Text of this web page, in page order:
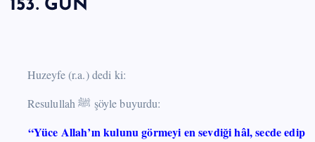
153. GÜN
Huzeyfe (r.a.) dedi ki:
Resulullah ﷺ şöyle buyurdu:
“Yüce Allah’ın kulunu görmeyi en sevdiği hâl, secde edip